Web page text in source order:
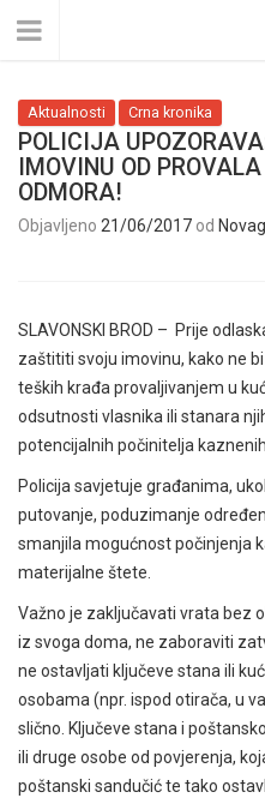
Aktualnosti Crna kronika
POLICIJA
IMOVINU OD
ODMORA!
Objavljeno 21/06/2017 od
SLAVONSKI BROD – Prije
zaštititi svoju imovinu, kako ne
teških krađa provaljivanjem u
odsutnosti vlasnika ili stanara
potencijalnih počinitelja kaznenih
Policija savjetuje građanima,
putovanje, poduzimanje
smanjila mogućnost počinjenja
materijalne štete.
Važno je zaključavati vrata bez
iz svoga doma, ne zaboraviti
ne ostavljati ključeve stana ili
osobama (npr. ispod otirača, u
slično. Ključeve stana i
ili druge osobe od povjerenja,
poštanski sandučić te tako